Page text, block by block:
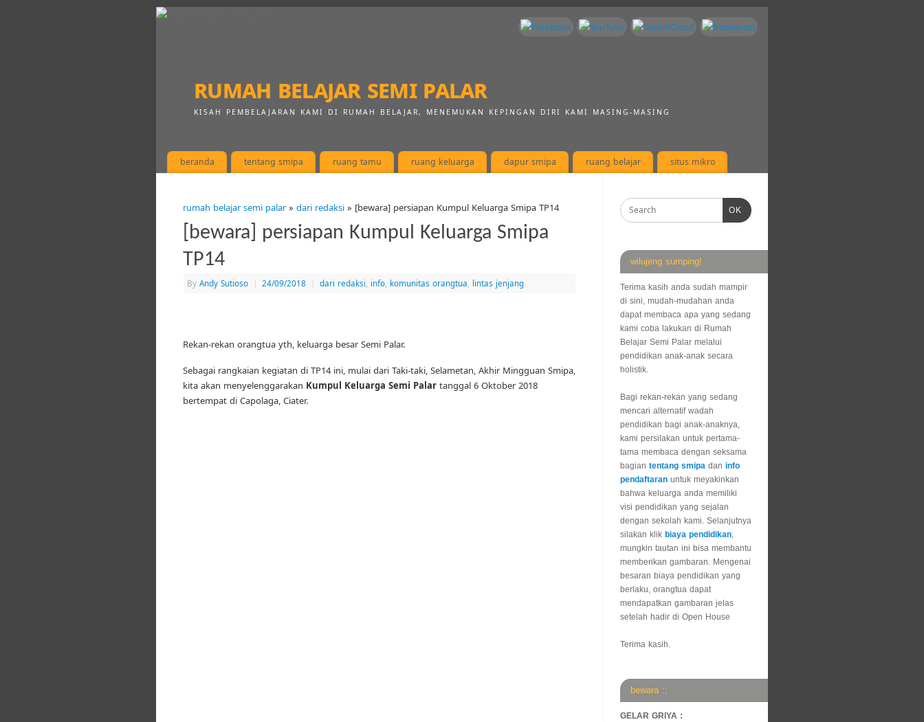
rumah belajar semi palar
KISAH PEMBELAJARAN KAMI DI RUMAH BELAJAR, MENEMUKAN KEPINGAN DIRI KAMI MASING-MASING
beranda tentang smipa ruang tamu ruang keluarga dapur smipa ruang belajar situs mikro
rumah belajar semi palar» dari redaksi » [bewara] persiapan Kumpul Keluarga Smipa TP14
[bewara] persiapan Kumpul Keluarga Smipa
TP14
By Andy Sutioso | 24/09/2018 | dari redaksi info komunitas orangtua lintas jenjang
Rekan-rekan orangtua yth, keluarga besar Semi Palar.
Sebagai rangkaian kegiatan di TP14 ini, mulai dari Taki-taki, Selametan, Akhir Mingguan Smipa,
kita akan menyelenggarakan Kumpul Keluarga Semi Palar tanggal 6 Oktober 2018
bertempat di Capolaga, Ciater.
OK
wilujeng sumping!
Terima kasih anda sudah mampir
di sini, mudah-mudahan anda
dapat membaca apa yang sedang
kami coba lakukan di Rumah
Belajar Semi Palar melalui
pendidikan anak-anak secara
holistik.
Bagi rekan-rekan yang sedang
mencari alternatif wadah
pendidikan bagi anak-anaknya,
kami persilakan untuk pertama-
tama membaca dengan seksama
bagian tentang smipa dan info
pendaftaran untuk meyakinkan
bahwa keluarga anda memiliki
visi pendidikan yang sejalan
dengan sekolah kami. Selanjutnya
silakan klik biaya pendidikan,
mungkin tautan ini bisa membantu
memberikan gambaran. Mengenai
besaran biaya pendidikan yang
berlaku, orangtua dapat
mendapatkan gambaran jelas
setelah hadir di Open House
Terima kasih.
bewara ::
GELAR GRIYA :